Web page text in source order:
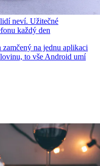
neví. Užitečné
každý den
na jednu aplikaci
to vše Android umí